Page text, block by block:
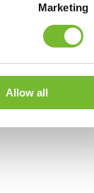
Marketing
Allow all